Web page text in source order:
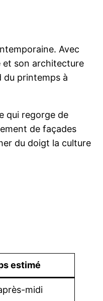
Avec
et son architecture
du printemps à
qui regorge de
de façades
du doigt la culture
estimé
midi